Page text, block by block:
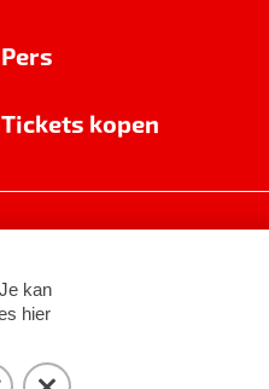
Pers
Tickets kopen